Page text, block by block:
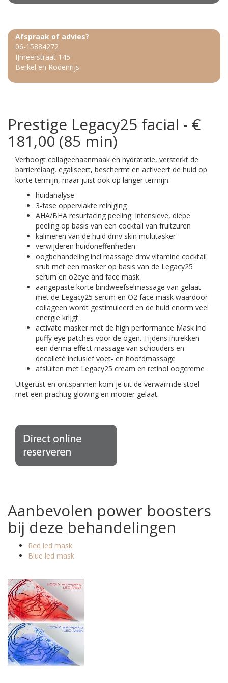
Afspraak of advies?
06-15884272
IJmeerstraat 145
Berkel en Rodenrijs
Prestige Legacy25 facial - €
181,00 (85 min)
Verhoogt collageenaanmaak en hydratatie, versterkt de
barrierelaag, egaliseert, beschermt en activeert de huid op
korte termijn, maar juist ook op langer termijn.
huidanalyse
3-fase oppervlakte reiniging
AHA/BHA resurfacing peeling. Intensieve, diepe
peeling op basis van een cocktail van fruitzuren
kalmeren van de huid dmv skin multitasker
verwijderen huidoneffenheden
oogbehandeling incl massage dmv vitamine cocktail
srub met een masker op basis van de Legacy25
serum en o2eye and face mask
aangepaste korte bindweefselmassage van gelaat
met de Legacy25 serum en O2 face mask waardoor
collageen wordt gestimuleerd en de huid enorm veel
energie krijgt
activate masker met de high performance Mask incl
puffy eye patches voor de ogen. Tijdens intrekken
een derma effect massage van schouders en
decolleté inclusief voet- en hoofdmassage
afsluiten met Legacy25 cream en retinol oogcreme
Uitgerust en ontspannen kom je uit de verwarmde stoel
met een prachtig glowing en mooier gelaat.
Aanbevolen power boosters
bij deze behandelingen
Red led mask
Blue led mask